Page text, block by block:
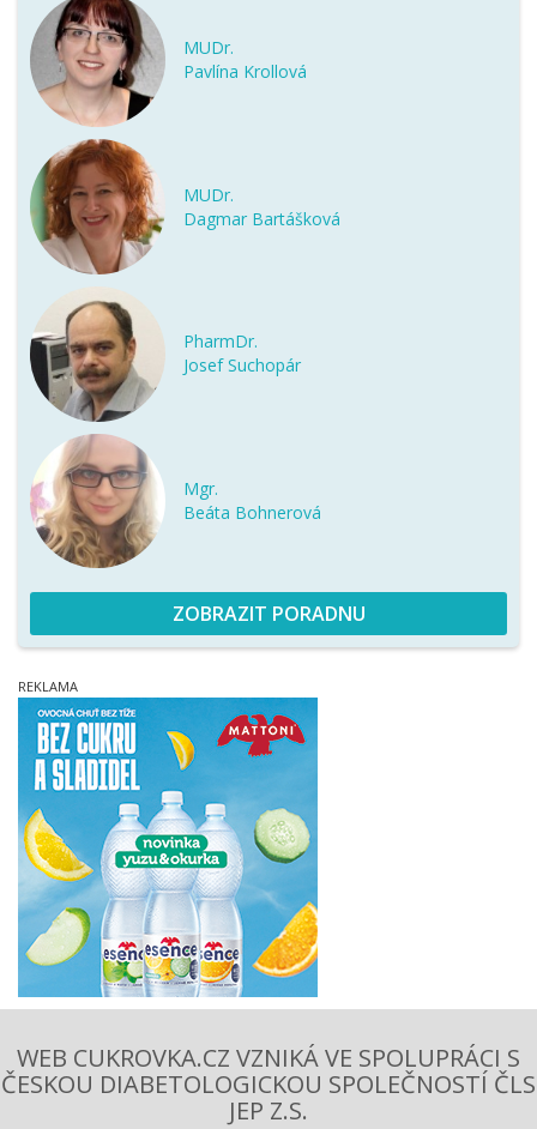
MUDr.
Pavlína Krollová
MUDr.
Dagmar Bartášková
PharmDr.
Josef Suchopár
Mgr.
Beáta Bohnerová
ZOBRAZIT PORADNU
WEB CUKROVKA.CZ VZNIKÁ VE SPOLUPRÁCI S
ČESKOU DIABETOLOGICKOU SPOLEČNOSTÍ ČLS
JEP Z.S.